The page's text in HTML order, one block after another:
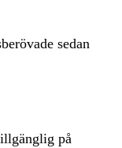
sedan
på